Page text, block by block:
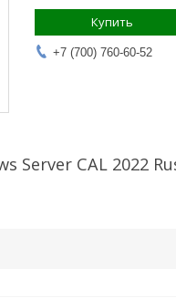
Купить
+7 (700) 760-60-52
Server CAL 2022